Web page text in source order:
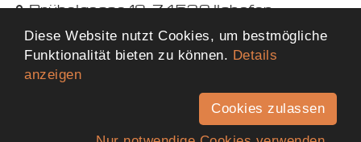
Brübelgasse 18, 74532 Ilshofen
446,97 km von dir entfernt
Diese Website nutzt Cookies, um bestmögliche
Funktionalität bieten zu können. Details
anzeigen
Cookies zulassen